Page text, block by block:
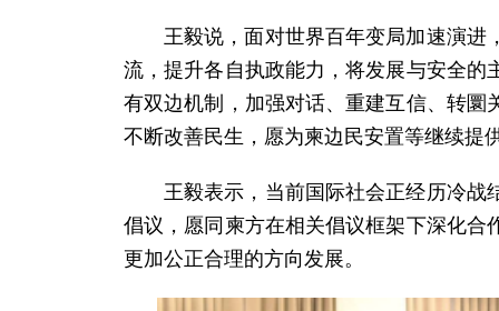
王毅说，面对世界百年变局加速演进
流，提升各自执政能力，将发展与安全
有双边机制，加强对话、重建互信、转
不断改善民生，愿为柬边民安置等继续提
王毅表示，当前国际社会正经历冷战
倡议，愿同柬方在相关倡议框架下深化
更加公正合理的方向发展。